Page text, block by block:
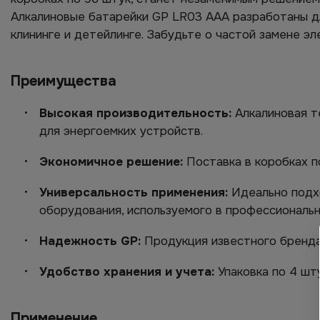
Алкалиновые батарейки GP LR03 AAA разработаны
клининге и детейлинге. Забудьте о частой замене
Преимущества
Высокая производительность: Алкалиновая
для энергоемких устройств.
Экономичное решение: Поставка в коробках
Универсальность применения: Идеально
оборудования, используемого в
Надежность GP: Продукция известного
Удобство хранения и учета: Упаковка по 4